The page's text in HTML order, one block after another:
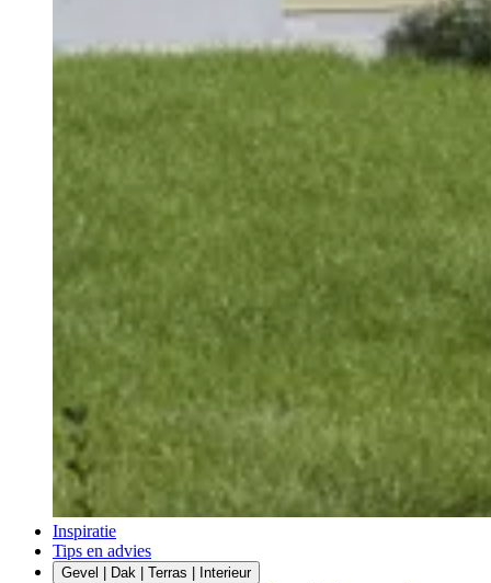
Inspiratie
Tips en advies
Gevel | Dak | Terras | Interieur